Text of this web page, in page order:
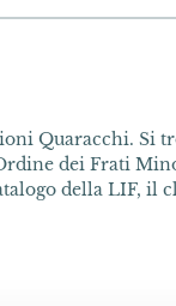
Quaracchi. Si
dei Frati
della LIF, il